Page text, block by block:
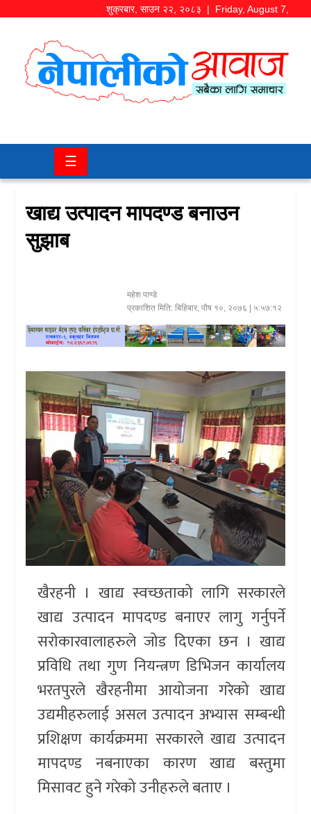
शुक्रबार, साउन २२, २०८३ | Friday, August 7,
समाज/
चितवन
मनोरञ्जन
अर्थ/
खेलकुद
प्रवास/
स्वास्थ्य/
विचार/
☰
खाद्य उत्पादन मापदण्ड बनाउन
सुझाब
महेश पाण्डे
प्रकाशित मिति: बिहिबार, पौष १०, २०७६ | ५:५७:१२
खैरहनी । खाद्य स्वच्छताको लागि सरकारले
खाद्य उत्पादन मापदण्ड बनाएर लागु गर्नुपर्ने
सरोकारवालाहरुले जोड दिएका छन । खाद्य
प्रविधि तथा गुण नियन्त्रण डिभिजन कार्यालय
भरतपुरले खैरहनीमा आयोजना गरेको खाद्य
उद्यमीहरुलाई असल उत्पादन अभ्यास सम्बन्धी
प्रशिक्षण कार्यक्रममा सरकारले खाद्य उत्पादन
मापदण्ड नबनाएका कारण खाद्य बस्तुमा
मिसावट हुने गरेको उनीहरुले बताए ।